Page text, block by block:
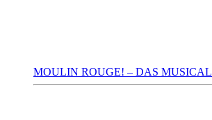
MOULIN ROUGE! – DAS MUSICAL